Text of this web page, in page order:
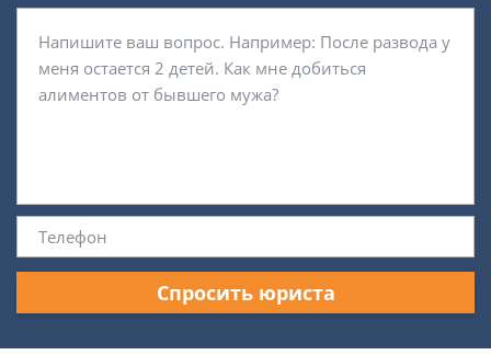
Спросить юриста